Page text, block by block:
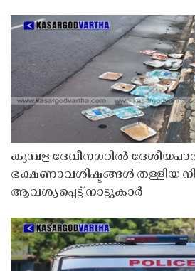
കുമ്പള ദേവീനഗറിൽ
ഭക്ഷണാവശിഷ്ടങ്ങൾ തള്ളിയ
ആവശ്യപ്പെട്ട് നാട്ടുകാർ